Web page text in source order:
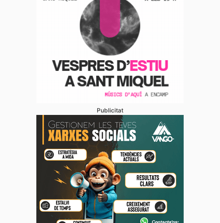
Publicitat